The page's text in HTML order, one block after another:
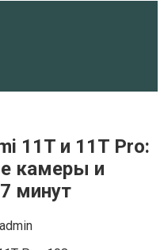
11T и 11T Pro:
камеры и
минут
admin